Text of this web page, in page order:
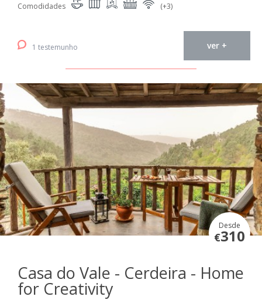
Comodidades (+3)
1 testemunho ver +
Desde
€310
Casa do Vale - Cerdeira - Home
for Creativity